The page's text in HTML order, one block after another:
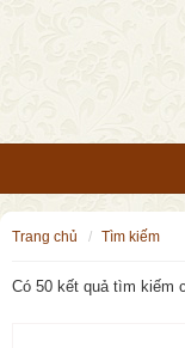
trang chủ tìm kiếm
Có 50 kết quả tìm kiếm